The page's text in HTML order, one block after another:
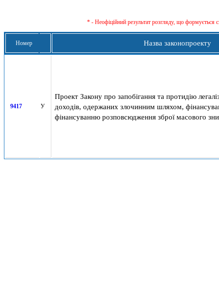
* - Неофіційний результат розгляду, що формується
Номер Назва законопроекту
9417 У
Проект Закону про запобігання та протидію
доходів, одержаних злочинним шляхом,
фінансуванню розповсюдження зброї масового